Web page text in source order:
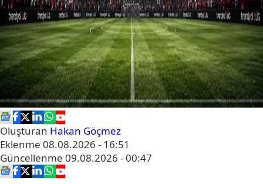
Oluşturan Hakan Göçmez
Eklenme 08.08.2026 - 16:51
Güncellenme 09.08.2026 - 00:47